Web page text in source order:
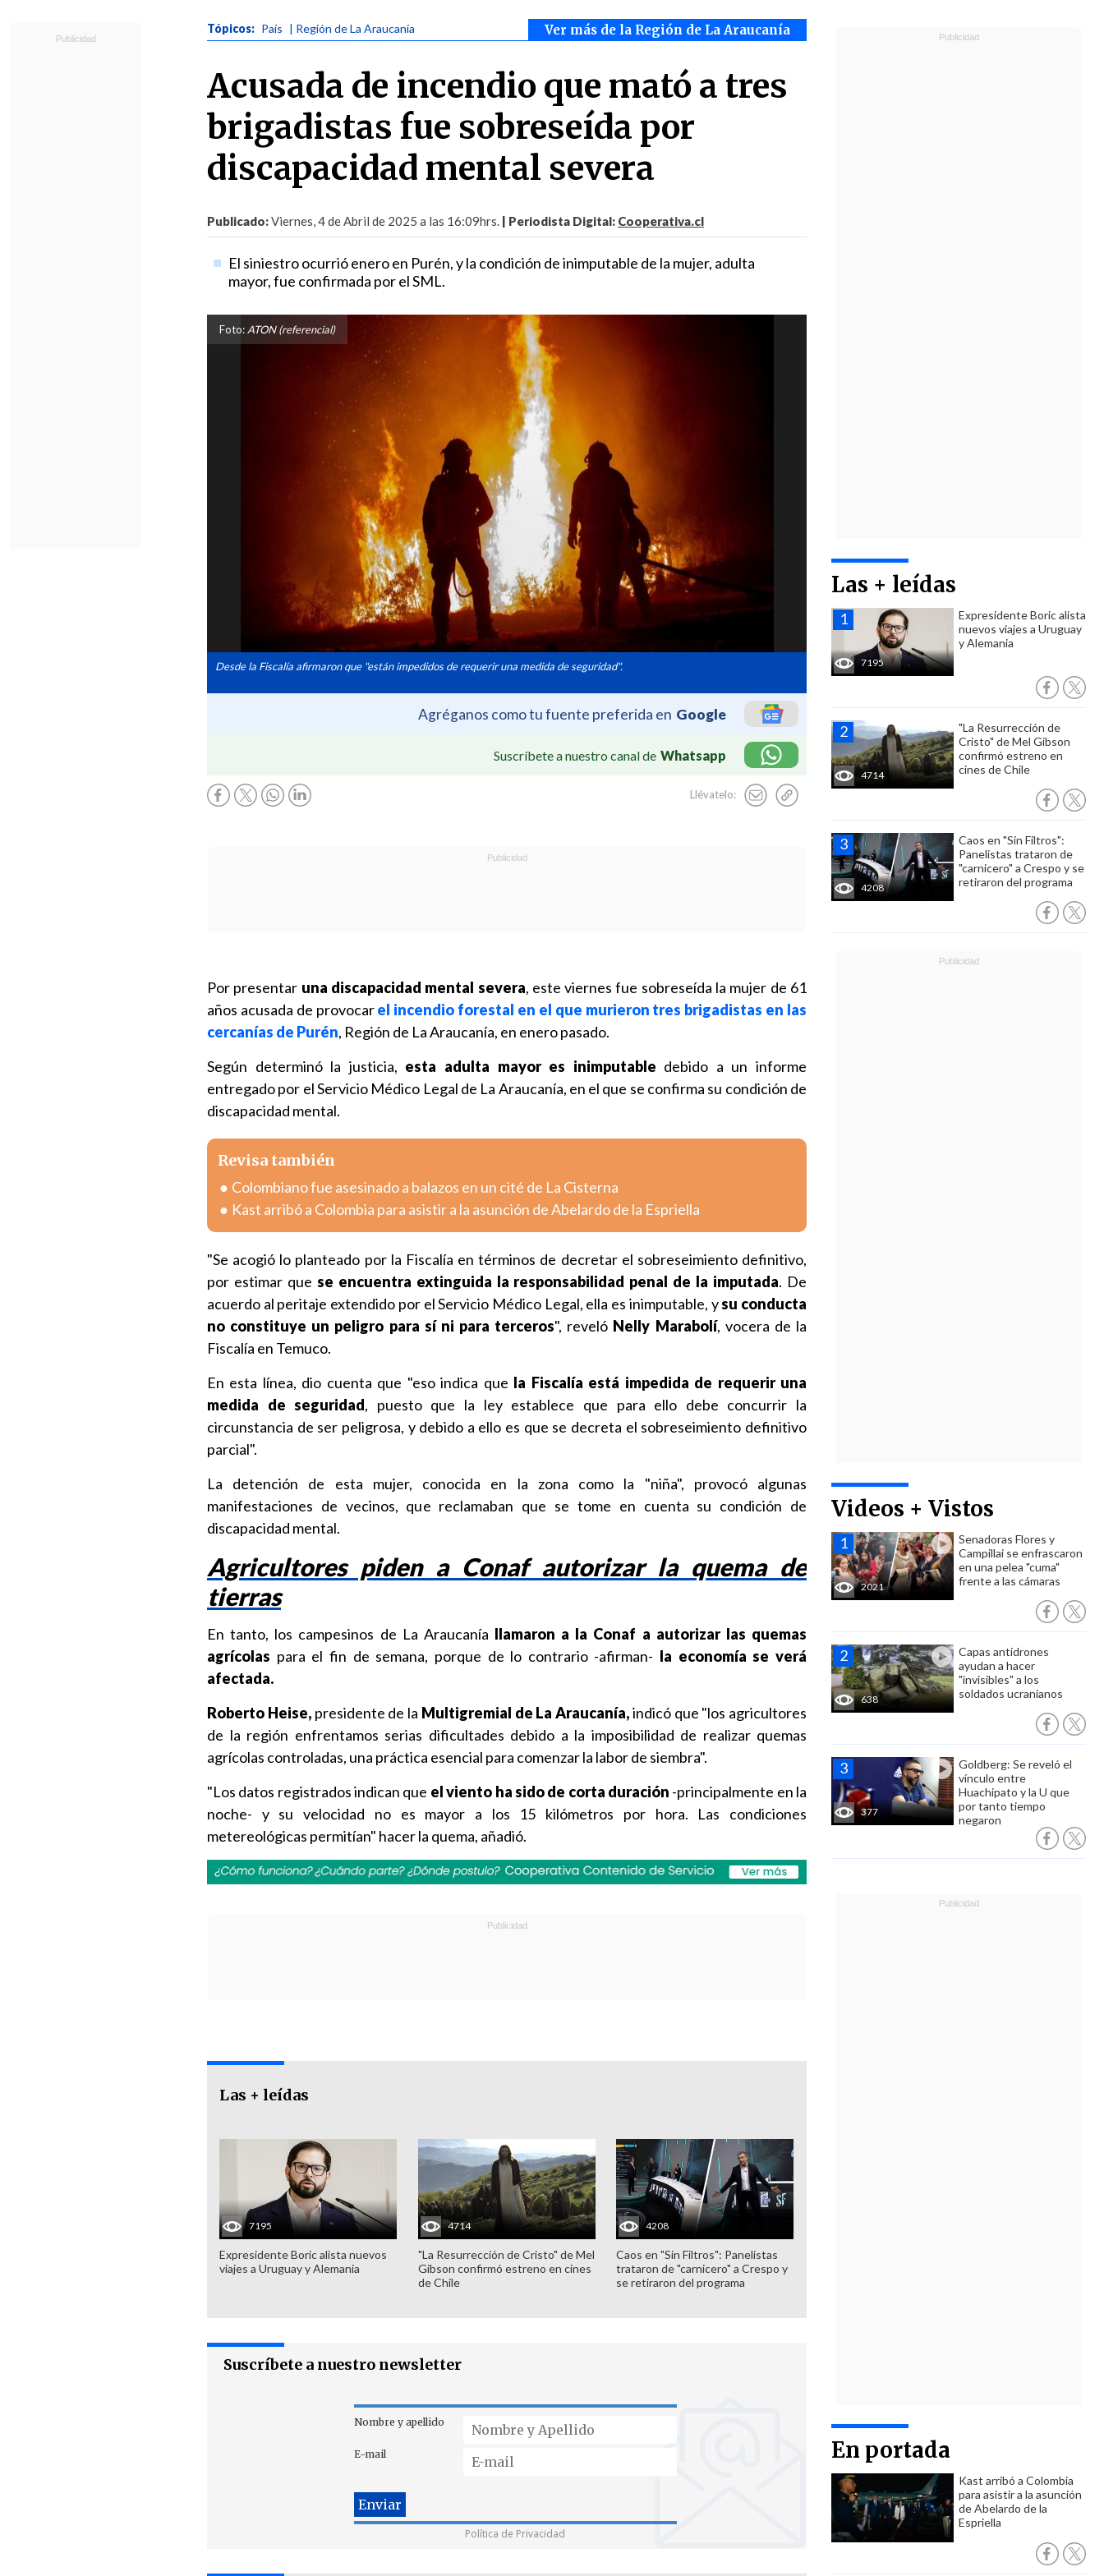
Ver más de la Región de La Araucanía
Tópicos: País | Región de La Araucanía
Acusada de incendio que mató a tres
brigadistas fue sobreseída por
discapacidad mental severa
Publicado:Viernes, 4 de Abril de 2025 a las 16:09hrs. | Periodista Digital: Cooperativa.cl
El siniestro ocurrió enero en Purén, y la condición de inimputable de la mujer, adulta
mayor, fue confirmada por el SML.
Foto: ATON (referencial)
Desde la Fiscalía afirmaron que "están impedidos de requerir una medida de seguridad".
Agréganos como tu fuente preferida en Google
Suscríbete a nuestro canal de Whatsapp
Llévatelo:
Las + leídas
7195
Expresidente Boric alista
nuevos viajes a Uruguay
y Alemania
4714
"La Resurrección de
Cristo" de Mel Gibson
confirmó estreno en
cines de Chile
4208
Caos en "Sin Filtros":
Panelistas trataron de
"carnicero" a Crespo y se
retiraron del programa
Videos + Vistos
2021
Senadoras Flores y
Campillai se enfrascaron
en una pelea "cuma"
frente a las cámaras
638
Capas antidrones
ayudan a hacer
"invisibles" a los
soldados ucranianos
377
Goldberg: Se reveló el
vínculo entre
Huachipato y la U que
por tanto tiempo
negaron
En portada
Kast arribó a Colombia
para asistir a la asunción
de Abelardo de la
Espriella
Por presentar una discapacidad mental severa, este viernes fue sobreseída la mujer de 61
años acusada de provocarel incendio forestal en el que murieron tres brigadistas en las
cercanías de Purén, Región de La Araucanía, en enero pasado.
Según determinó la justicia, esta adulta mayor es inimputable debido a un informe
entregado por el Servicio Médico Legal de La Araucanía, en el que se confirma su condición de
discapacidad mental.
Revisa también
Colombiano fue asesinado a balazos en un cité de La Cisterna
Kast arribó a Colombia para asistir a la asunción de Abelardo de la Espriella
"Se acogió lo planteado por la Fiscalía en términos de decretar el sobreseimiento definitivo,
por estimar que se encuentra extinguida la responsabilidad penal de la imputada. De
acuerdo al peritaje extendido por el Servicio Médico Legal, ella es inimputable, ysu conducta
no constituye un peligro para sí ni para terceros", reveló Nelly Marabolí, vocera de la
Fiscalía en Temuco.
En esta línea, dio cuenta que "eso indica que la Fiscalía está impedida de requerir una
medida de seguridad, puesto que la ley establece que para ello debe concurrir la
circunstancia de ser peligrosa, y debido a ello es que se decreta el sobreseimiento definitivo
parcial".
La detención de esta mujer, conocida en la zona como la "niña", provocó algunas
manifestaciones de vecinos, que reclamaban que se tome en cuenta su condición de
discapacidad mental.
Agricultores piden a Conaf autorizar la quema de
tierras
En tanto, los campesinos de La Araucanía llamaron a la Conaf a autorizar las quemas
agrícolas para el fin de semana, porque de lo contrario -afirman- la economía se verá
afectada.
Roberto Heise,presidente de la Multigremial de La Araucanía,indicó que "los agricultores
de la región enfrentamos serias dificultades debido a la imposibilidad de realizar quemas
agrícolas controladas, una práctica esencial para comenzar la labor de siembra".
"Los datos registrados indican que el viento ha sido de corta duración -principalmente en la
noche- y su velocidad no es mayor a los 15 kilómetros por hora. Las condiciones
metereológicas permitían" hacer la quema, añadió.
Las + leídas
7195
Expresidente Boric alista nuevos
viajes a Uruguay y Alemania
4714
"La Resurrección de Cristo" de Mel
Gibson confirmó estreno en cines
de Chile
4208
Caos en "Sin Filtros": Panelistas
trataron de "carnicero" a Crespo y
se retiraron del programa
Suscríbete a nuestro newsletter
Nombre y apellido
E-mail
Política de Privacidad